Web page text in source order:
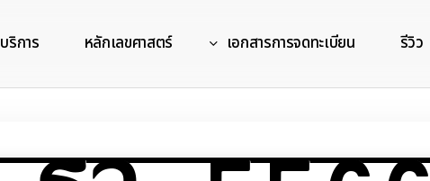
บริการ หลักเลขศาสตร์ เอกสารการจดทะเบียน รีวิว